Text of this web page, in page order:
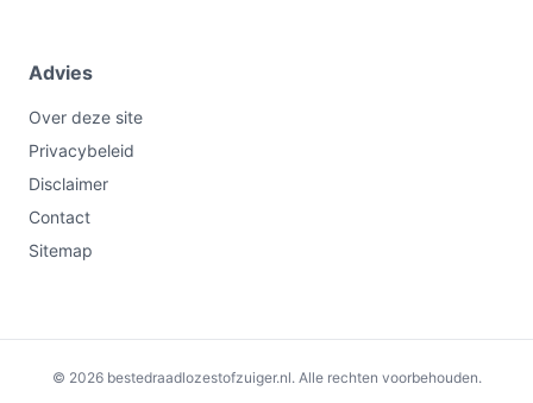
€351,00 Bekijk op bol.com
Advies
Over deze site
Privacybeleid
Disclaimer
Contact
Sitemap
© 2026 bestedraadlozestofzuiger.nl. Alle rechten voorbehouden.